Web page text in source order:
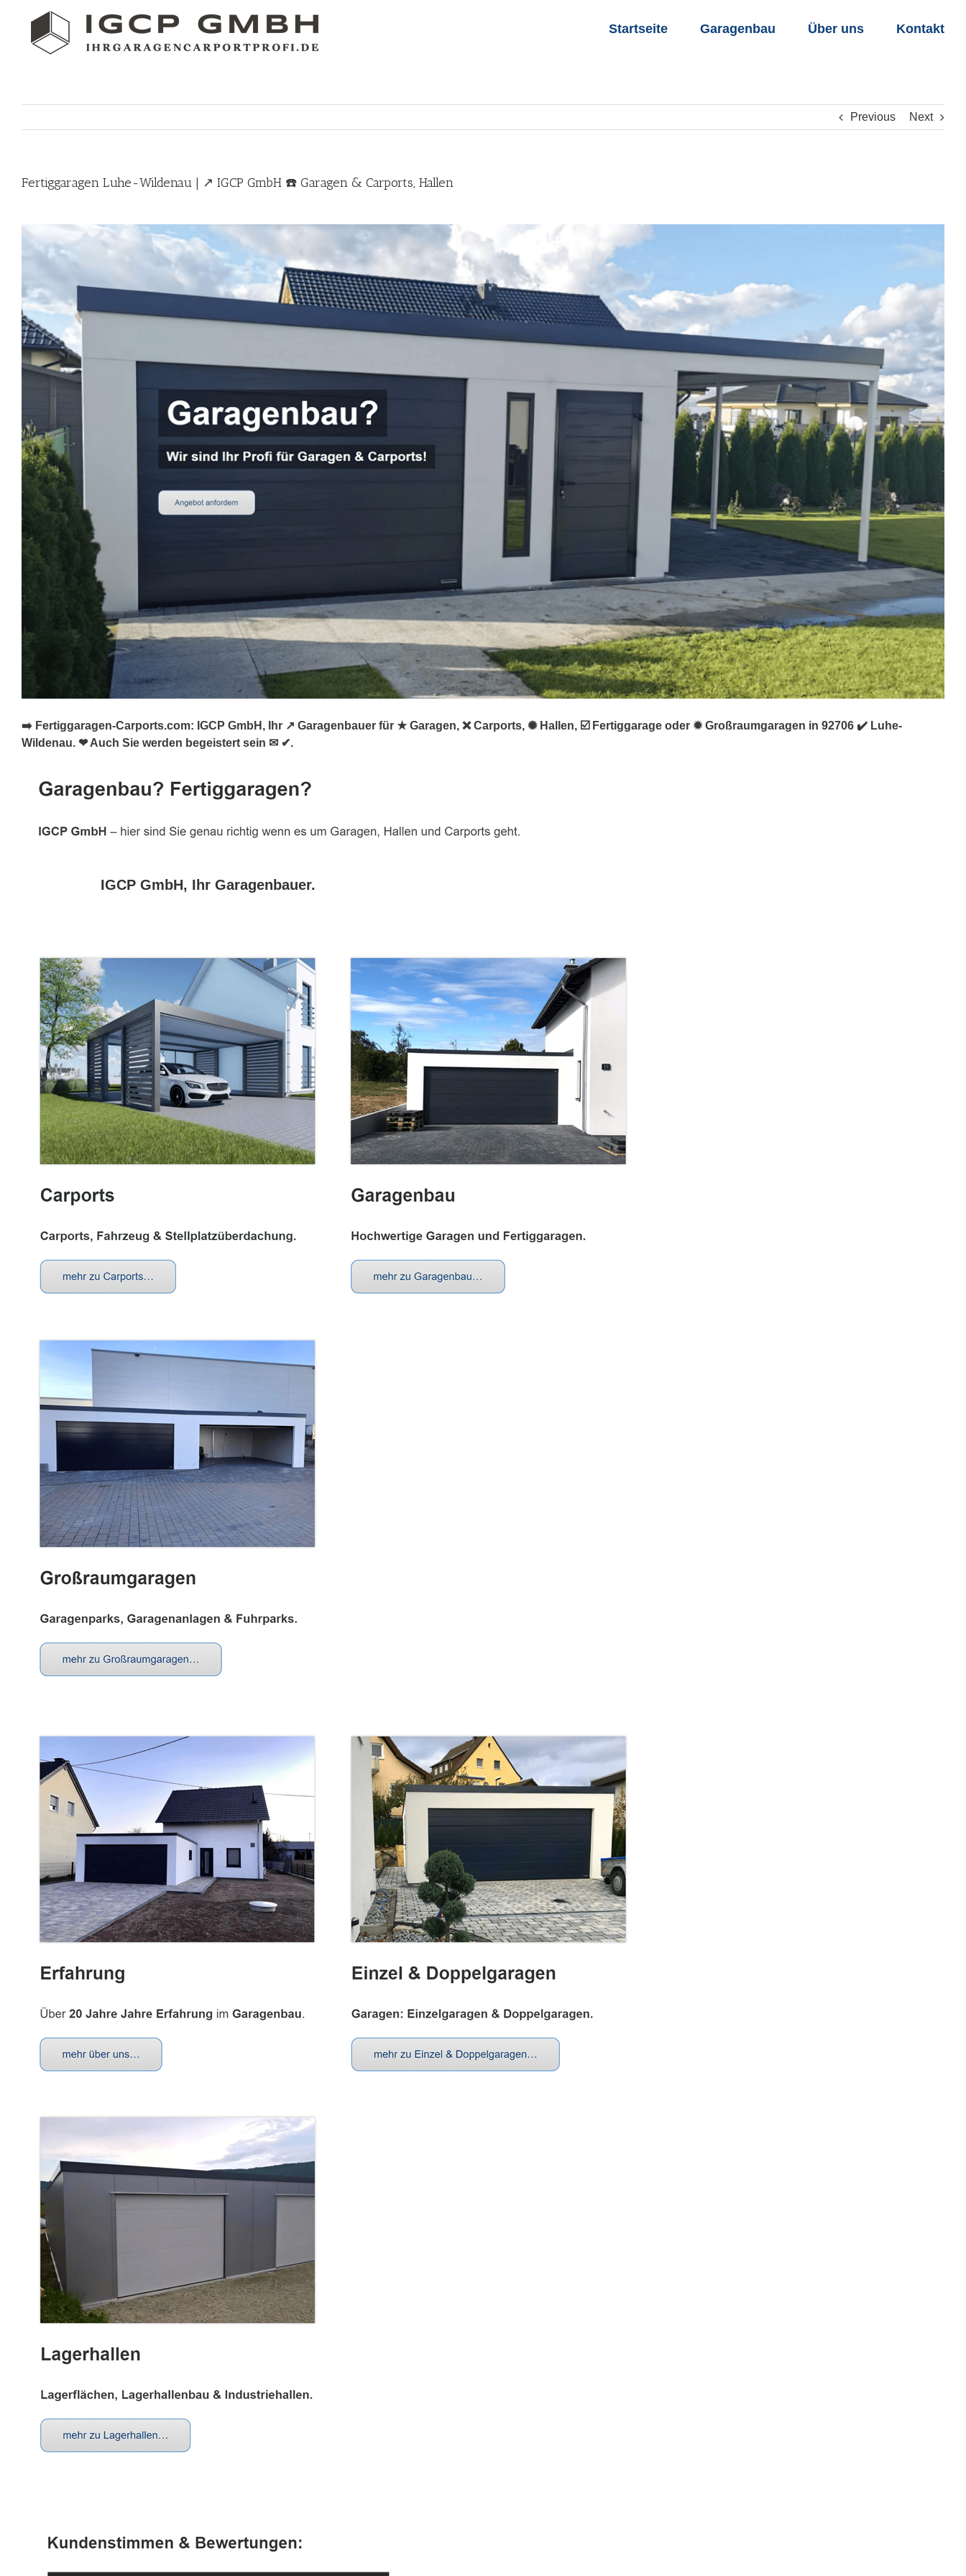
content
Startseite Garagenbau Über uns Kontakt
Previous Next
Fertiggaragen Luhe-Wildenau | ↗️ IGCP GmbH ☎️ Garagen & Carports, Hallen
➡️ Fertiggaragen-Carports.com: IGCP GmbH, Ihr ↗️ Garagenbauer für ★ Garagen, ❌ Carports, ✺ Hallen, ☑️ Fertiggarage oder ✹ Großraumgaragen in 92706 ✔️ Luhe-
Wildenau. ❤ Auch Sie werden begeistert sein ✉ ✔.
IGCP GmbH, Ihr Garagenbauer.